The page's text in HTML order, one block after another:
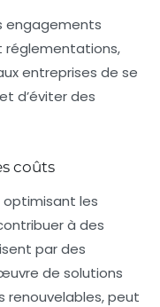
engagements
réglementations,
entreprises de se
d’éviter des
coûts
optimisant les
à des
par des
de solutions
renouvelables, peut